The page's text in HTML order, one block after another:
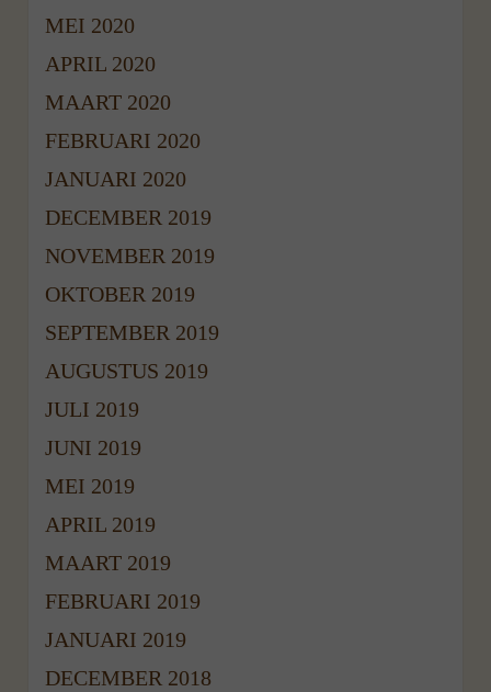
MEI 2020
APRIL 2020
MAART 2020
FEBRUARI 2020
JANUARI 2020
DECEMBER 2019
NOVEMBER 2019
OKTOBER 2019
SEPTEMBER 2019
AUGUSTUS 2019
JULI 2019
JUNI 2019
MEI 2019
APRIL 2019
MAART 2019
FEBRUARI 2019
JANUARI 2019
DECEMBER 2018